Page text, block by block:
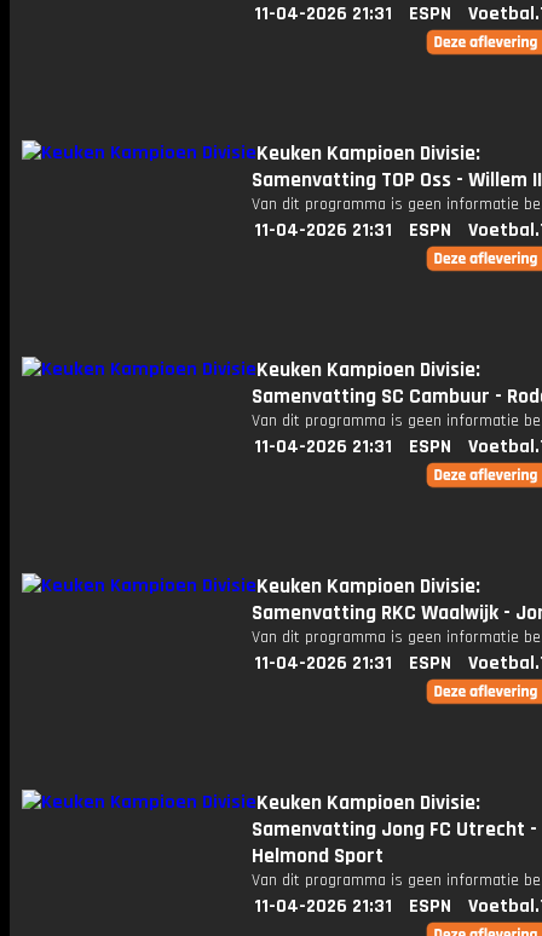
11-04-2026 21:31 ESPN
Keuken Kampioen Divisie:
Samenvatting TOP Oss - Willem II
Van dit programma is geen informatie
11-04-2026 21:31 ESPN
Keuken Kampioen Divisie:
Samenvatting SC Cambuur -
Van dit programma is geen informatie
11-04-2026 21:31 ESPN
Keuken Kampioen Divisie:
Samenvatting RKC Waalwijk -
Van dit programma is geen informatie
11-04-2026 21:31 ESPN
Keuken Kampioen Divisie:
Samenvatting Jong FC Utrecht -
Helmond Sport
Van dit programma is geen informatie
11-04-2026 21:31 ESPN